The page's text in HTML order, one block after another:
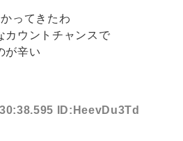
ってきたわ
カウントチャンスで
が辛い
ID:HeevDu3Td